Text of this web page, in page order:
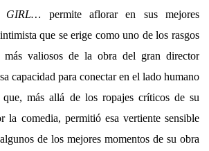
GIRL… permite aflorar en sus mejores
que se erige como uno de los rasgos
más valiosos de la obra del gran director
capacidad para conectar en el lado humano
que, más allá de los ropajes críticos de su
la comedia, permitió esa vertiente sensible
de los mejores momentos de su obra